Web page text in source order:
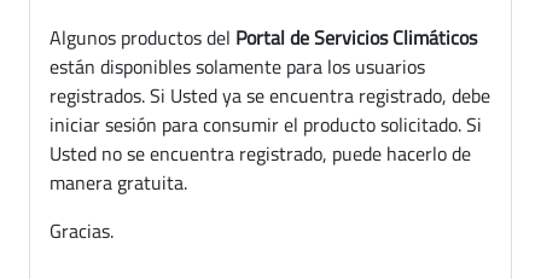
Algunos productos del Portal de Servicios Climáticos
están disponibles solamente para los usuarios
registrados. Si Usted ya se encuentra registrado, debe
iniciar sesión para consumir el producto solicitado. Si
Usted no se encuentra registrado, puede hacerlo de
manera gratuita.
Gracias.